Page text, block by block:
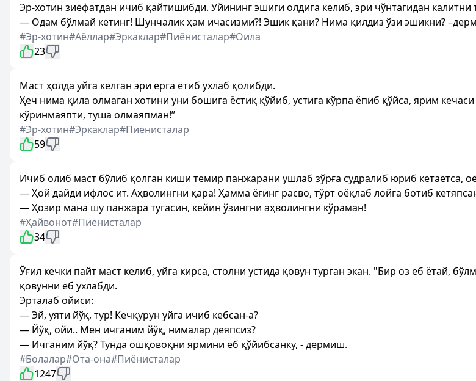
Эр-хотин зиёфатдан ичиб қайтишибди. Уйининг эшиги олдига келиб, эри чўнтагидан калитни
— Одам бўлмай кетинг! Шунчалик ҳам ичасизми?! Эшик қани? Нима қилдиз ўзи эшикни?
#Эр-хотин#Аёллар#Эркаклар#Пиёнисталар#Оила
23
Маст ҳолда уйга келган эри ерга ётиб ухлаб қолибди.
Ҳеч нима қила олмаган хотини уни бошига ёстиқ қўйиб, устига кўрпа ёпиб қўйса, ярим
кўринмаяпти, туша олмаяпман!”
#Эр-хотин#Эркаклар#Пиёнисталар
59
Ичиб олиб маст бўлиб қолган киши темир панжарани ушлаб зўрға судралиб юриб кетаётса,
— Ҳой дайди ифлос ит. Аҳволингни қара! Ҳамма ёғинг расво, тўрт оёқлаб лойга ботиб
— Ҳозир мана шу панжара тугасин, кейин ўзингни аҳволингни кўраман!
#Ҳайвонот#Пиёнисталар
34
Ўғил кечки пайт маст келиб, уйга кирса, столни устида қовун турган экан. "Бир оз еб ётай,
қовунни еб ухлабди.
Эрталаб ойиси:
— Эй, уяти йўқ, тур! Кечқурун уйга ичиб кебсан-а?
— Йўқ, ойи.. Мен ичганим йўқ, нималар деяпсиз?
— Ичганим йўқ? Тунда ошқовоқни ярмини еб қўйибсанку, - дермиш.
#Болалар#Ота-она#Пиёнисталар
1247